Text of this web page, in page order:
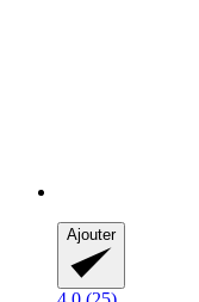
Ajouter